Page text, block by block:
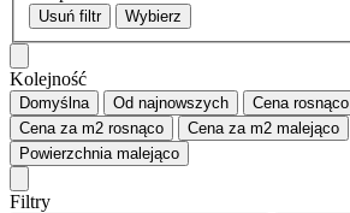
Usuń filtr Wybierz
Kolejność
Domyślna Od najnowszych Cena rosnąco
Cena za m2 rosnąco Cena za m2 malejąco
Powierzchnia malejąco
Filtry